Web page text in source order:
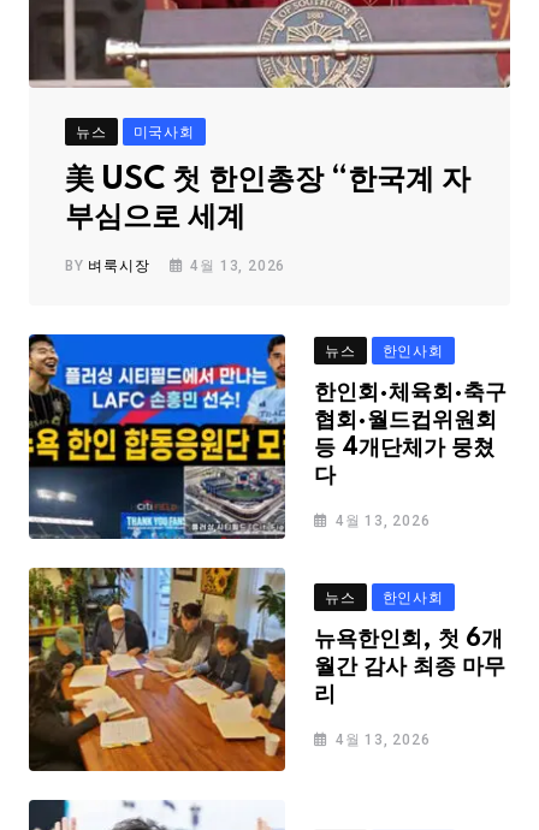
뉴스 미국사회
美 USC 첫 한인총장 “한국계 자
부심으로 세계
BY 벼룩시장 4월 13, 2026
뉴스 한인사회
한인회·체육회·축구
협회·월드컵위원회
등 4개단체가 뭉쳤
다
4월 13, 2026
뉴스 한인사회
뉴욕한인회, 첫 6개
월간 감사 최종 마무
리
4월 13, 2026